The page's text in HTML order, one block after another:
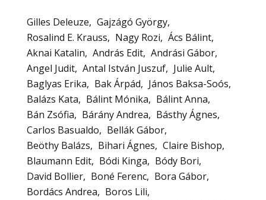
Gilles Deleuze
Gajzágó György
Rosalind E. Krauss
Nagy Rozi
Ács Bálint
Aknai Katalin
András Edit Andrási Gábor
Angel Judit Antal István Juszuf
Julie Ault
Baglyas Erika
Bak Árpád
János Baksa-Soós
Balázs Kata
Bálint Mónika
Bálint Anna
Bán Zsófia
Bárány Andrea
Básthy Ágnes
Carlos Basualdo
Bellák Gábor
Beöthy Balázs
Bihari Ágnes
Claire Bishop
Blaumann Edit
Bódi Kinga
Bódy Bori
David Bollier
Boné Ferenc
Bora Gábor
Bordács Andrea
Boros Lili